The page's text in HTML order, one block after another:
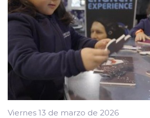
Viernes 13 de marzo de 2026